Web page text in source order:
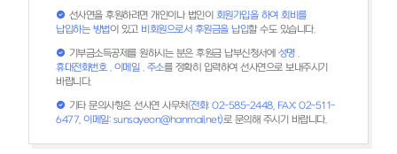
선사연을 후원하려면 개인이나 법인이 회원가입을 하여 회비를
납입하는 방법이 있고 비회원으로서 후원금을 납입할 수도 있습니다.
기부금소득공제를 원하시는 분은 후원금 납부신청서에 성명 .
휴대전화번호 . 이메일 . 주소를 정확히 입력하여 선사연으로 보내주시기
바랍니다.
기타 문의사항은 선사연 사무처(전화: 02-585-2448, FAX: 02-511-
6477, 이메일: sunsayeon@hanmail.net)로 문의해 주시기 바랍니다.